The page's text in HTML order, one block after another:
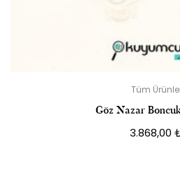
Tüm
Göz Nazar
3.868,00